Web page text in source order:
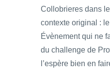
Collobrieres dans
contexte original :
Évènement qui ne
du challenge de
l’espère bien en